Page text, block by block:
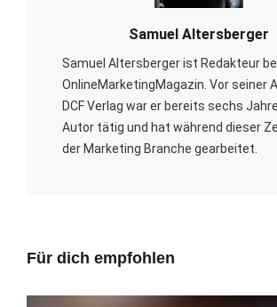
Samuel Altersberger
Samuel Altersberger ist Redakteur
OnlineMarketingMagazin. Vor seiner
DCF Verlag war er bereits sechs
Autor tätig und hat während dieser
der Marketing Branche gearbeitet.
Für dich empfohlen